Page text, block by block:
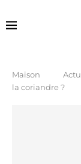
Maison
la coriandre ?